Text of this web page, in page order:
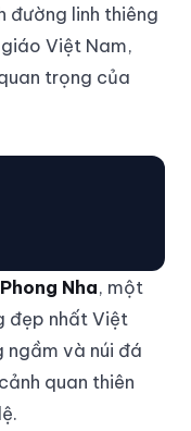
đường linh thiêng
Việt Nam,
trọng của
Nha, một
đẹp nhất Việt
ngầm và núi đá
quan thiên